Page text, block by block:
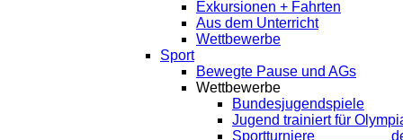
Exkursionen + Fahrten
Aus dem Unterricht
Wettbewerbe
Sport
Bewegte Pause und AGs
Wettbewerbe
Bundesjugendspiele
Jugend trainiert für
Sportturniere